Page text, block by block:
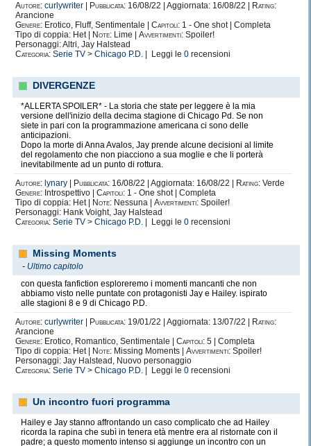
Autore: curlywriter Pubblicata: 16/08/22 | Aggiornata: 16/08/22 |
Rating:
Arancione
Genere: Erotico, Fluff, Sentimentale | Capitoli: 1 - One shot | Completa
Tipo di coppia: Het |
Note: Lime | Avvertimenti: Spoiler!
Personaggi: Altri, Jay Halstead
Categoria: Serie TV > Chicago P.D. | Leggi le 0 recensioni
DIVERGENZE
*ALLERTA SPOILER* - La storia che state per leggere è la mia
versione dell'inizio della decima stagione di Chicago Pd. Se non
siete in pari con la programmazione americana ci sono delle
anticipazioni.
Dopo la morte di Anna Avalos, Jay prende alcune decisioni al limite
del regolamento che non piacciono a sua moglie e che li porterà
inevitabilmente ad un punto di rottura.
Autore: lynary Pubblicata: 16/08/22 | Aggiornata: 16/08/22 | Rating: Verde
Genere: Introspettivo | Capitoli: 1 - One shot | Completa
Tipo di coppia: Het |
Note: Nessuna | Avvertimenti: Spoiler!
Personaggi: Hank Voight, Jay Halstead
Categoria: Serie TV > Chicago P.D. | Leggi le 0 recensioni
Missing Moments
- Ultimo capitolo
con questa fanfiction esploreremo i momenti mancanti che non
abbiamo visto nelle puntate con protagonisti Jay e Hailey. ispirato
alle stagioni 8 e 9 di Chicago P.D.
Autore: curlywriter Pubblicata: 19/01/22 | Aggiornata: 13/07/22 |
Rating:
Arancione
Genere: Erotico, Romantico, Sentimentale | Capitoli: 5 | Completa
Tipo di coppia: Het |
Note: Missing Moments | Avvertimenti: Spoiler!
Personaggi: Jay Halstead, Nuovo personaggio
Categoria: Serie TV > Chicago P.D. | Leggi le 0 recensioni
Un incontro fuori programma
Hailey e Jay stanno affrontando un caso complicato che ad Hailey
ricorda la rapina che subì in tenera età mentre era al ristornate con il
padre; a questo momento intenso si aggiunge un incontro con un